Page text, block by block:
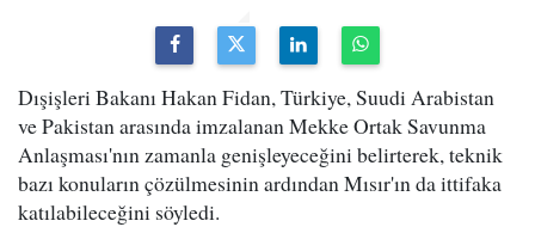
Dışişleri Bakanı Hakan Fidan, Türkiye, Suudi Arabistan
ve Pakistan arasında imzalanan Mekke Ortak Savunma
Anlaşması'nın zamanla genişleyeceğini belirterek, teknik
bazı konuların çözülmesinin ardından Mısır'ın da ittifaka
katılabileceğini söyledi.